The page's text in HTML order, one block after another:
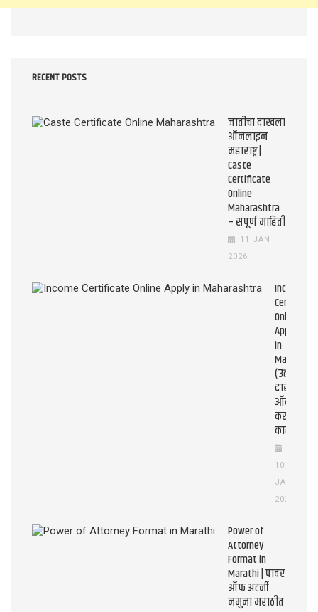
RECENT POSTS
जातीचा दाखला
ऑनलाइन
महाराष्ट्र |
Caste
Certificate
Online
Maharashtra
– संपूर्ण माहिती
11 JAN
2026
Income
Certificate
Online
Apply
in
(उत्पन्न
दाखला
ऑनलाइन
कसे
काढावे?)
10
JAN
2026
Power of
Attorney
Format in
Marathi | पावर
ऑफ अटर्नी
नमुना मराठीत